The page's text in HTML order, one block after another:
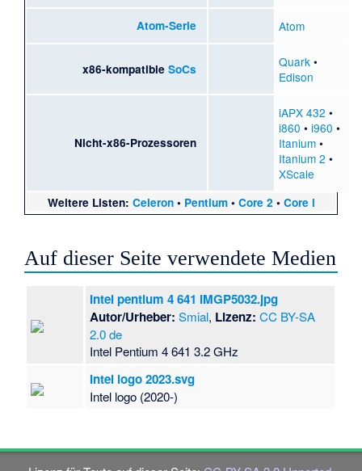
Atom-Serie Atom
x86-kompatible SoCs Quark•
Edison
Nicht-x86-Prozessoren
iAPX 432 •
i860 • i960 •
Itanium•
Itanium 2 •
XScale
Weitere Listen: Celeron• Pentium• Core 2 • Core i
Auf dieser Seite verwendete Medien
Intel pentium 4 641 IMGP5032.jpg
Autor/Urheber: Smial, Lizenz: CC BY-SA
2.0 de
Intel Pentium 4 641 3.2 GHz
Intel logo 2023.svg
Intel logo (2020-)